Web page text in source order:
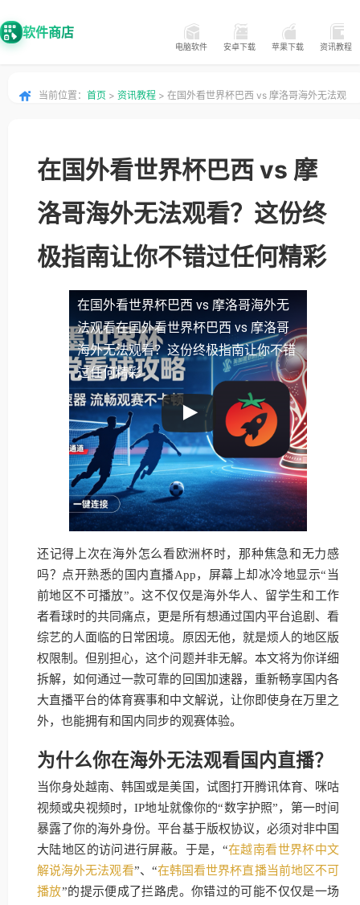
软件商店
电脑软件 安卓下载 苹果下载 资讯教程
当前位置： 首页 > 资讯教程 > 在国外看世界杯巴西 vs 摩洛哥海外无法观
在国外看世界杯巴西 vs 摩
洛哥海外无法观看？这份终
极指南让你不错过任何精彩
在国外看世界杯巴西 vs 摩洛哥海外无
法观看在国外看世界杯巴西 vs 摩洛哥
海外无法观看？这份终极指南让你不错
过任何精彩
还记得上次在海外怎么看欧洲杯时，那种焦急和无力感
吗？点开熟悉的国内直播App，屏幕上却冰冷地显示“当
前地区不可播放”。这不仅仅是海外华人、留学生和工作
者看球时的共同痛点，更是所有想通过国内平台追剧、看
综艺的人面临的日常困境。原因无他，就是烦人的地区版
权限制。但别担心，这个问题并非无解。本文将为你详细
拆解，如何通过一款可靠的回国加速器，重新畅享国内各
大直播平台的体育赛事和中文解说，让你即使身在万里之
外，也能拥有和国内同步的观赛体验。
为什么你在海外无法观看国内直播？
当你身处越南、韩国或是美国，试图打开腾讯体育、咪咕
视频或央视频时，IP地址就像你的“数字护照”，第一时间
暴露了你的海外身份。平台基于版权协议，必须对非中国
大陆地区的访问进行屏蔽。于是，“在越南看世界杯中文
解说海外无法观看”、“在韩国看世界杯直播当前地区不可
播放”的提示便成了拦路虎。你错过的可能不仅仅是一场